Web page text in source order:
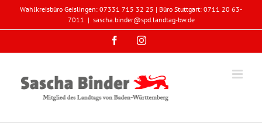
Wahlkreisbüro Geislingen: 07331 715 32 25 | Büro Stuttgart: 0711 20 63-
7011 | sascha.binder@spd.landtag-bw.de
FacebookInstagram